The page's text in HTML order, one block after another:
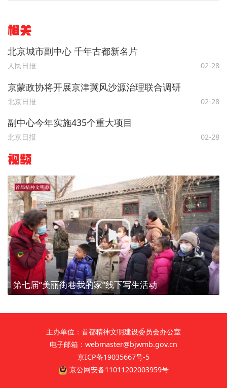
相关
北京城市副中心 千年古都新名片
人民日报 02-28
京蒙政协将开展京津冀风沙源治理联合调研
北京日报 02-28
副中心今年实施435个重大项目
北京日报 02-28
视频
第七届“美丽街巷我的家”线下写生活动
主办单位：首都精神文明建设委员会办公室
电子邮箱：webmaster@bjwmb.gov.cn
京ICP备19035667号-5
京公网安备11011202003959号